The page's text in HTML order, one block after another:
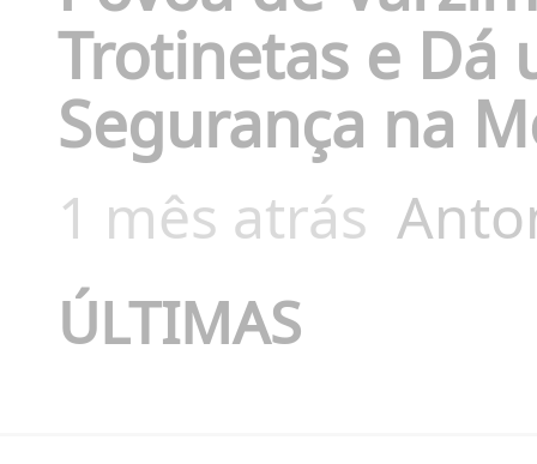
Trotinetas e Dá
Segurança na
1 mês atrás
ÚLTIMAS